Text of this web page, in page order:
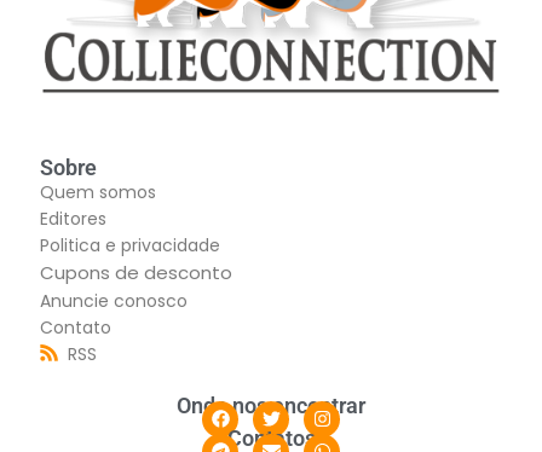
Sobre
Quem somos
Editores
Politica e privacidade
Cupons de desconto
Anuncie conosco
Contato
RSS
Onde nos encontrar
Contatos